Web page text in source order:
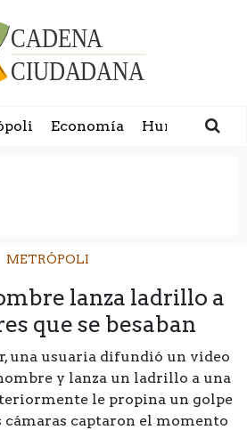
Economía Humanidad
METRÓPOLI
lanza ladrillo a
que se besaban
una usuaria difundió un video
y lanza un ladrillo a una
le propina un golpe
cámaras captaron el momento